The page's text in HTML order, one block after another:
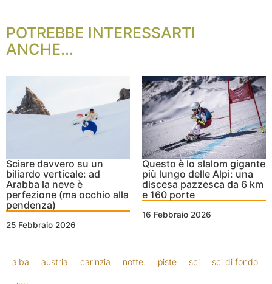
POTREBBE INTERESSARTI
ANCHE...
Sciare davvero su un
biliardo verticale: ad
Arabba la neve è
perfezione (ma occhio alla
pendenza)
25 Febbraio 2026
Questo è lo slalom gigante
più lungo delle Alpi: una
discesa pazzesca da 6 km
e 160 porte
16 Febbraio 2026
alba austria carinzia notte. piste sci sci di fondo